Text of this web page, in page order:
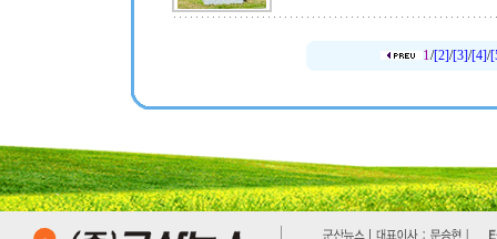
1/[2]/[3]/[4]/